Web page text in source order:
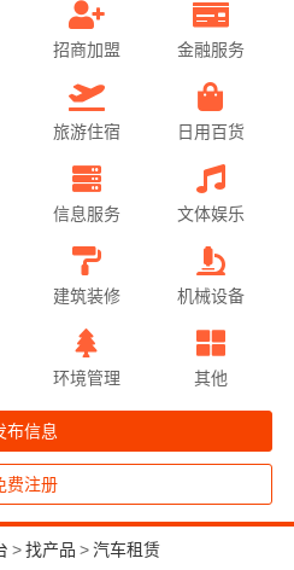
招商加盟 金融服务
旅游住宿 日用百货
信息服务 文体娱乐
建筑装修 机械设备
环境管理 其他
布信息
费注册
>找产品 >汽车租赁